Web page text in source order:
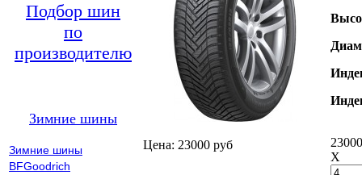
Подбор шин
по
производителю
Зимние шины
Зимние шины
BFGoodrich
Цена: 23000 руб
X